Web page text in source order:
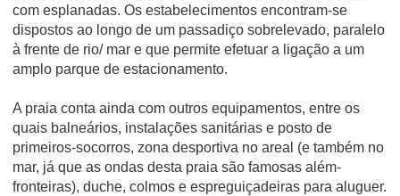
com esplanadas. Os estabelecimentos encontram-se
dispostos ao longo de um passadiço sobrelevado, paralelo
à frente de rio/ mar e que permite efetuar a ligação a um
amplo parque de estacionamento.
A praia conta ainda com outros equipamentos, entre os
quais balneários, instalações sanitárias e posto de
primeiros-socorros, zona desportiva no areal (e também no
mar, já que as ondas desta praia são famosas além-
fronteiras), duche, colmos e espreguiçadeiras para aluguer.